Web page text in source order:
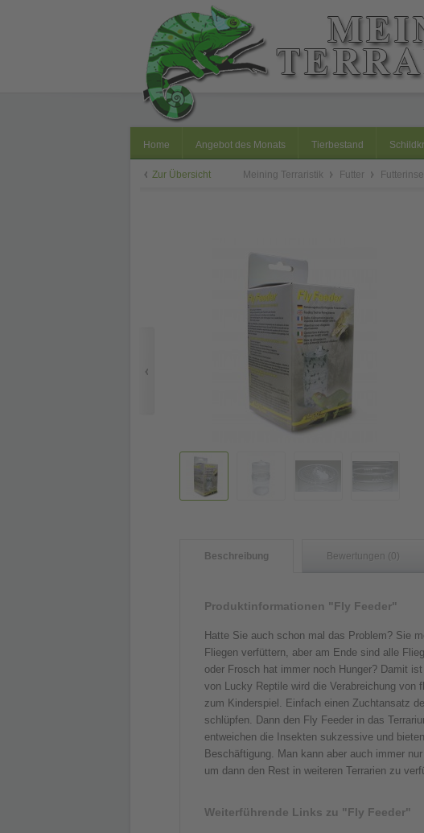
Home Angebot des Monats Tierbestand
Zur Übersicht Meining Terraristik Futter
Beschreibung Bewertungen (0)
Produktinformationen "Fly Feeder"
Hatte Sie auch schon mal das Problem? Sie
Fliegen verfüttern, aber am Ende sind alle
oder Frosch hat immer noch Hunger? Damit
von Lucky Reptile wird die Verabreichung von
zum Kinderspiel. Einfach einen Zuchtansatz
schlüpfen. Dann den Fly Feeder in das
entweichen die Insekten sukzessive und
Beschäftigung. Man kann aber auch immer
um dann den Rest in weiteren Terrarien zu
Weiterführende Links zu "Fly Feeder"